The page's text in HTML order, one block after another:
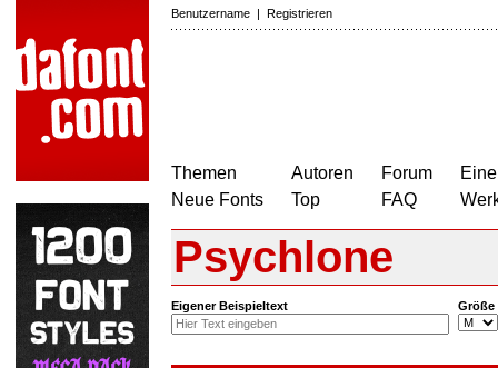
Benutzername | Registrieren
Themen
Neue Fonts
Autoren
Top
Forum
FAQ
Psychlone
Eigener Beispieltext Größe